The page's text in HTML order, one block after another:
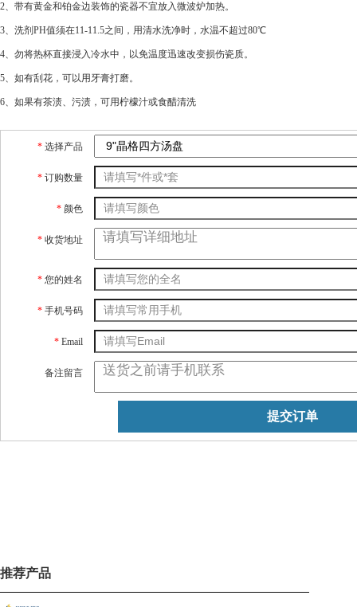
2、带有黄金和铂金边装饰的瓷器不宜放入微波炉加热。
3、洗剂PH值须在11-11.5之间，用清水洗净时，水温不超过80℃
4、勿将热杯直接浸入冷水中，以免温度迅速改变损伤瓷质。
5、如有刮花，可以用牙膏打磨。
6、如果有茶渍、污渍，可用柠檬汁或食醋清洗
*选择产品
*订购数量
*颜色
*收货地址
*您的姓名
*手机号码
*Email
备注留言
推荐产品